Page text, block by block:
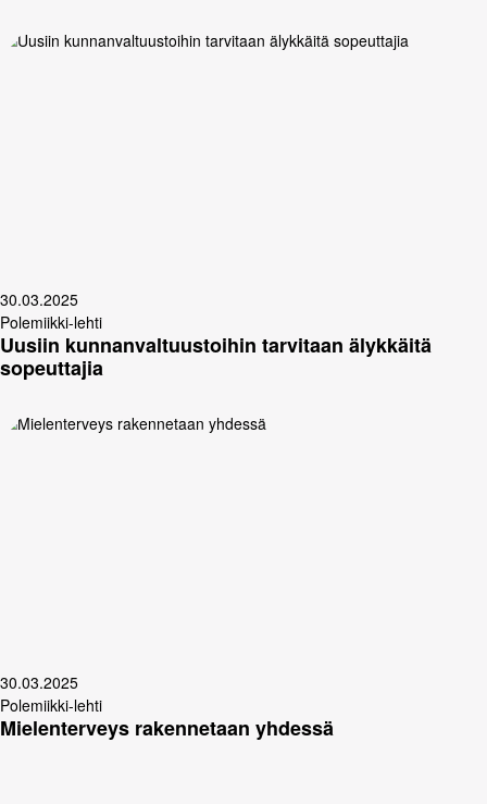
30.03.2025
Polemiikki-lehti
Uusiin kunnanvaltuustoihin tarvitaan älykkäitä
sopeuttajia
30.03.2025
Polemiikki-lehti
Mielenterveys rakennetaan yhdessä